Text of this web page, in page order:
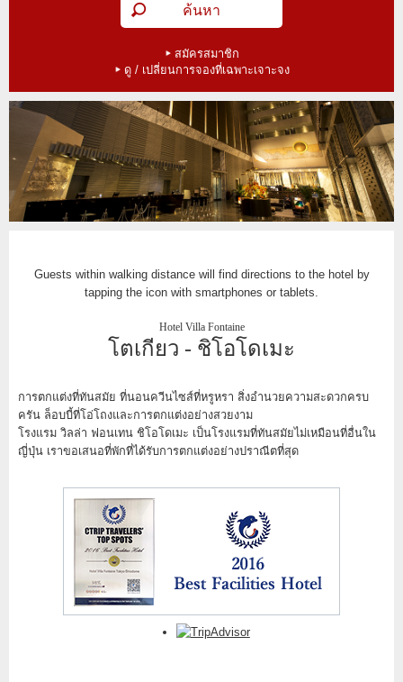
สมัครสมาชิก
ดู / เปลี่ยนการจองที่เฉพาะเจาะจง
Guests within walking distance will find directions to the hotel by
tapping the icon with smartphones or tablets.
Hotel Villa Fontaine
โตเกียว - ชิโอโดเมะ
การตกแต่งที่ทันสมัย ที่นอนควีนไซส์ที่หรูหรา สิ่งอำนวยความสะดวกครบ
ครัน ล็อบบี้ที่โอ่โถงและการตกแต่งอย่างสวยงาม
โรงแรม วิลล่า ฟอนเทน ชิโอโดเมะ เป็นโรงแรมที่ทันสมัยไม่เหมือนที่อื่นใน
ญี่ปุ่น เราขอเสนอที่พักที่ได้รับการตกแต่งอย่างปราณีตที่สุด